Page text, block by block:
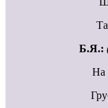
Б.Я.:
На